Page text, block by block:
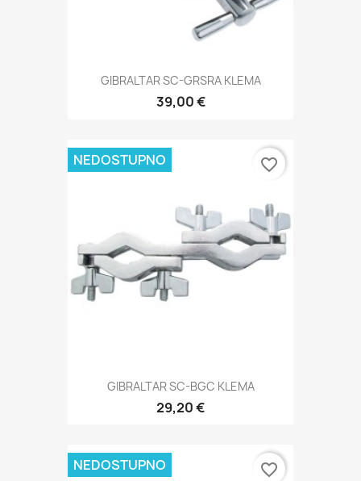
GIBRALTAR SC-GRSRA KLEMA
39,00 €
GIBRALTAR SC-BGC KLEMA
29,20 €
NEDOSTUPNO favorite_border
NEDOSTUPNO favorite_border